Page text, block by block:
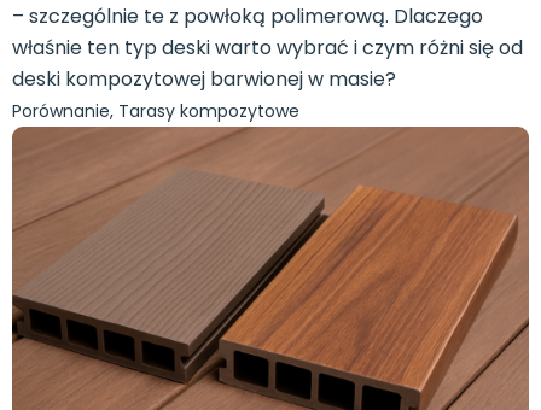
– szczególnie te z powłoką polimerową. Dlaczego
właśnie ten typ deski warto wybrać i czym różni się od
deski kompozytowej barwionej w masie?
Porównanie, Tarasy kompozytowe